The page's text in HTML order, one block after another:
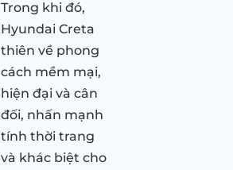
Trong khi đó,
Hyundai Creta
thiên về phong
cách mềm mại,
hiện đại và cân
đối, nhấn mạnh
tính thời trang
và khác biệt cho